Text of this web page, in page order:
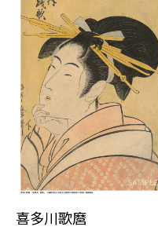
喜多川歌麿